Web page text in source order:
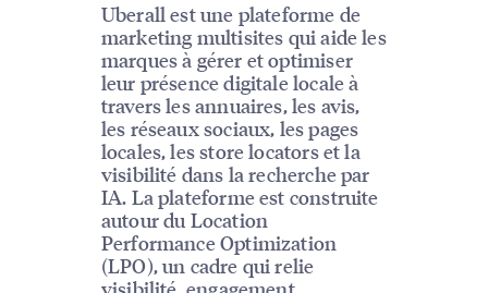
Uberall est une plateforme de
marketing multisites qui aide les
marques à gérer et optimiser
leur présence digitale locale à
travers les annuaires, les avis,
les réseaux sociaux, les pages
locales, les store locators et la
visibilité dans la recherche par
IA. La plateforme est construite
autour du Location
Performance Optimization
(LPO), un cadre qui relie